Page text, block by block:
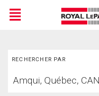
Menu
RECHERCHER PAR
votre